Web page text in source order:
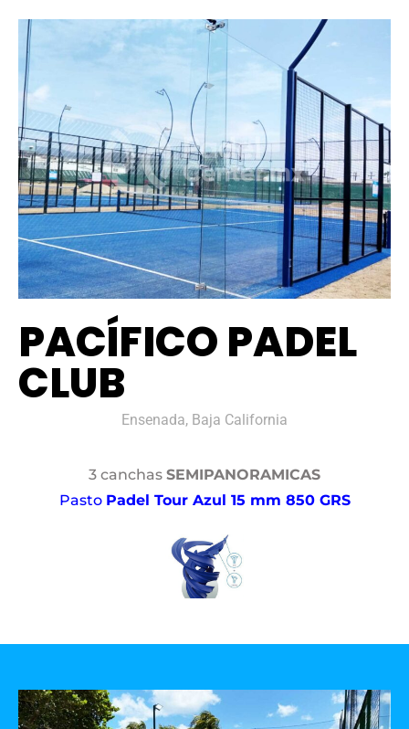
PACÍFICO PADEL
CLUB
Ensenada, Baja California
3 canchas SEMIPANORAMICAS
Pasto Padel Tour Azul 15 mm 850 GRS